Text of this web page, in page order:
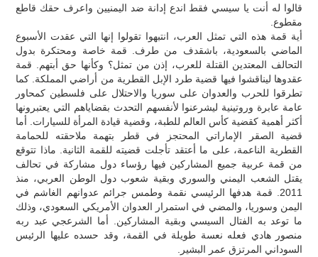
قالوا له أنت يا سيسي فقط اندع إدانة ضد اليمنيين واعرف حقك قاطع
مقطوع.
أية قمة هذه التي تمثل العرب، انتبهوا تقولوا إنها التي عقدت الأسبوع
الماضي بالسعودية، باشقدف من طرف. قمة خاصة ومحتكرة بدول
التحالف المعتدين القتلة للعرب، إذن من تمثل؟ وكأنها حق أبتهم. قمة
عقدوها ليناقشوا فيها قضية طرد الإبل القطرية من أراضي المملكة. كما
تطرقوا للحرب والعدوان على سوريا والاحتلال على فلسطين كمحاور
عامة عابرة وروتينية ليشرعنوا لأنفسهم التحدث بقضاياهم التي يعتبرونها
أكثر أهمية كقضية كأس العالم للطبة، وقضية قيادة المرأة للسيارات. أما
قضية الصقر الإماراتي المحتجز في قطر بتهمة ملاحقته للحمامة
القطرية الناعمة، على ما أعتقد تأجلت قضيته للقمة الثانية. ماذا تتوقع
من قمة عربية جميع المشاركين فيها رؤساء دول مشاركة في تحالف
يقتل الشعب اليمني والسوري وبقية شعوب دول الوطن العربي، منذ
2011. قمة هدفها الرئيسي نقمة وطمس جرائم عدوانهم الغاشم في
اليمن وسوريا، والمضي في استمرار العدوان الأمريكي السعودي، وذلك
ما توعد به الفتال السيسي وبقية المشاركين. أما الشرعجي عبد ربه
منصور هادي فعله نعسة طويلة في القمة، وقد حسده عليها الرئيس
السوداني المرتزق عمر البشير.